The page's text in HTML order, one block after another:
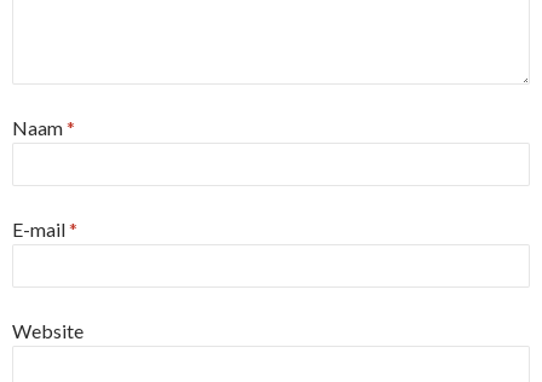
Naam*
E-mail*
Website